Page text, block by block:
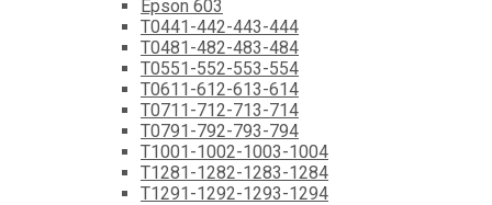
Epson 603
T0441-442-443-444
T0481-482-483-484
T0551-552-553-554
T0611-612-613-614
T0711-712-713-714
T0791-792-793-794
T1001-1002-1003-1004
T1281-1282-1283-1284
T1291-1292-1293-1294